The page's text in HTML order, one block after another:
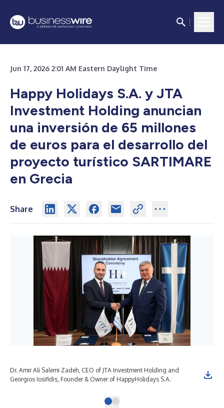
Jun 17, 2026 2:01 AM Eastern Daylight Time
Happy Holidays S.A. y JTA
Investment Holding anuncian
una inversión de 65 millones
de euros para el desarrollo del
proyecto turístico SARTIMARE
en Grecia
Share
Dr. Amir Ali Salemi Zadeh, CEO of JTA Investment Holding and
Georgios Iosifidis, Founder & Owner of HappyHolidays S.A.